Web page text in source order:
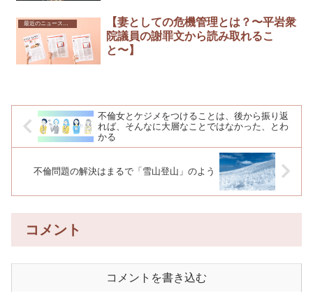
【妻としての危機管理とは？〜平岩衆
院議員の謝罪文から読み取れるこ
と〜】
不倫女とケジメをつけることは、後から振り返
れば、そんなに大層なことではなかった、とわ
かる
不倫問題の解決はまるで「雪山登山」のよう
コメント
コメントを書き込む